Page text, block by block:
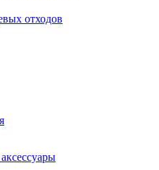
отходов